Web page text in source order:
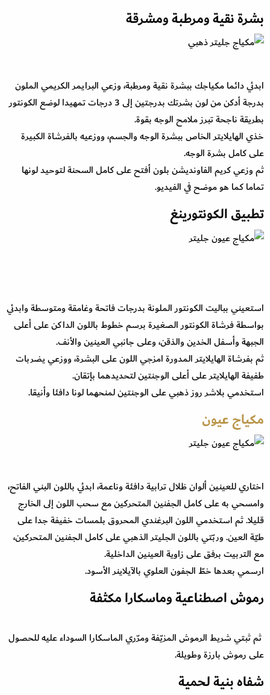
بشرة نقية ومرطبة ومشرقة
ابدئي دائما مكياجك ببشرة نقية ومرطبة، وزعي البرايمر الكريمي الملون
بدرجة أدكن من لون بشرتك بدرجتين إلى 3 درجات تمهيدا لوضع الكونتور
بطريقة ناجحة تبرز ملامح الوجه بقوة.
خذي الهايلايتر الخاص ببشرة الوجه والجسم، ووزعيه بالفرشاة الكبيرة
على كامل بشرة الوجه.
ثم وزعي كريم الفاونديشن بلون أفتح على كامل السحنة لتوحيد لونها
تماما كما هو موضح في الفيديو.
تطبيق الكونتورينغ
استعيني بباليت الكونتور الملونة بدرجات فاتحة وغامقة ومتوسطة وابدئي
بواسطة فرشاة الكونتور الصغيرة برسم خطوط باللون الداكن على أعلى
الجبهة وأسفل الخدين والذقن، وعلى جانبي العينين والأنف.
ثم بفرشاة الهايلايتر المدورة امزجي اللون على البشرة، ووزعي يضربات
طفيفة الهايلايتر على أعلى الوجنتين لتحديدهما بإتقان.
استخدمي بلاشر روز ذهبي على الوجنتين لمنحهما لونا دافئا وأنيقا.
مكياج عيون
اختاري للعينين ألوان ظلال ترابية دافئة وناعمة، ابدئي باللون البني الفاتح،
وامسحي به على كامل الجفنين المتحركين مع سحب اللون إلى الخارج
قليلا. ثم استخدمي اللون البرغندي المحروق بلمسات خفيفة جدا على
طيّة العين. وربّتي باللون الجليتر الذهبي على كامل الجفنين المتحركين،
مع التربيت برفق على زاوية العينين الداخلية.
ارسمي بعدها خطّ الجفون العلوي بالآيلاينر الأسود.
رموش اصطناعية وماسكارا مكثفة
ثم ثبتي شريط الرموش المزيّفة ومرّري الماسكارا السوداء عليه للحصول
على رموش بارزة وطويلة.
شفاه بنية لحمية